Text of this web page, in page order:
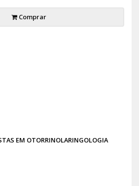
Comprar
EM OTORRINOLARINGOLOGIA